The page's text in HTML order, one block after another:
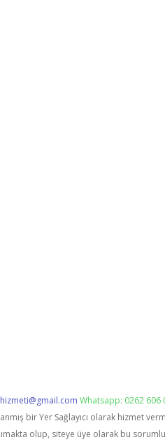
Whatsapp: 0262 606
bir Yer Sağlayıcı olarak hizmet
olup, siteye üye olarak bu